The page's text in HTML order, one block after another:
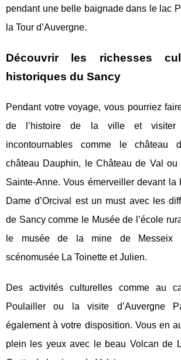
pendant une belle baignade dans le lac
la Tour d’Auvergne.
Découvrir les richesses
historiques du Sancy
Pendant votre voyage, vous pourriez
de l’histoire de la ville et visiter
incontournables comme le château
château Dauphin, le Château de Val ou
Sainte-Anne. Vous émerveiller devant la
Dame d’Orcival est un must avec les
de Sancy comme le Musée de l’école
le musée de la mine de Messeix
scénomusée La Toinette et Julien.
Des activités culturelles comme au
Poulailler ou la visite d’Auvergne
également à votre disposition. Vous en
plein les yeux avec le beau Volcan de